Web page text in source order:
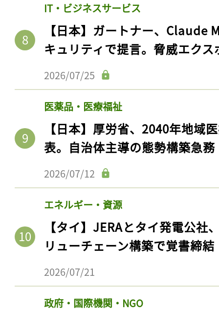
IT・ビジネスサービス
【日本】ガートナー、Claude
キュリティで提言。脅威エク
2026/07/25
医薬品・医療福祉
【日本】厚労省、2040年地域
表。自治体主導の態勢構築急務
2026/07/12
エネルギー・資源
【タイ】JERAとタイ発電公社
リューチェーン構築で覚書締結
2026/07/21
政府・国際機関・NGO
記事をお気に入りに
ログインが必